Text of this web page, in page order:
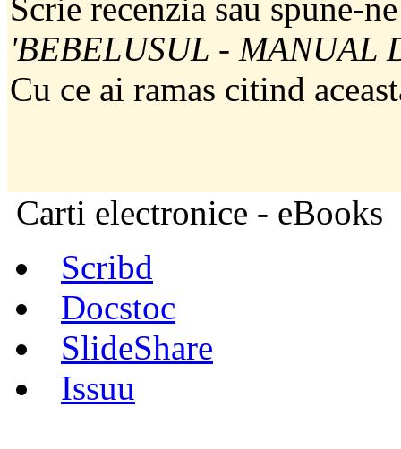
Scrie recenzia sau spune-
'BEBELUSUL - MANUAL
Cu ce ai ramas citind
Carti electronice - eBooks
Scribd
Docstoc
SlideShare
Issuu